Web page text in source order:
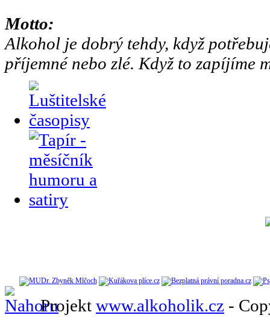
Motto:
Alkohol je dobrý tehdy, když
příjemné nebo zlé. Když to zapíjíme
Projekt www.alkoholik.cz -